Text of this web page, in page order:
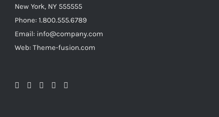
New York, NY 555555
Phone: 1.800.555.6789
Email: info@company.com
Web: Theme-fusion.com